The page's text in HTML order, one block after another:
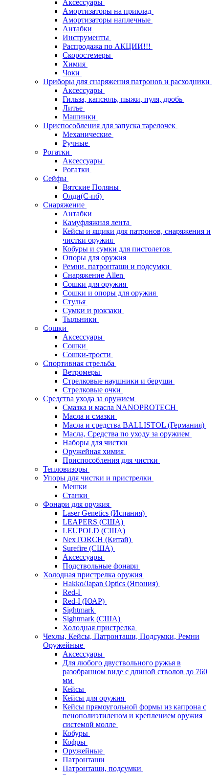
Аксессуары
Амортизаторы на приклад
Амортизаторы наплечные
Антабки
Инструменты
Распродажа по АКЦИИ!!!
Скоростемеры
Химия
Чоки
Приборы для снаряжения патронов и расходники
Аксессуары
Гильза, капсюль, пыжи, пуля, дробь
Литье
Машинки
Приспособления для запуска тарелочек
Механические
Ручные
Рогатки
Аксессуары
Рогатки
Сейфы
Вятские Поляны
Олди(С-пб)
Снаряжение
Антабки
Камуфляжная лента
Кейсы и ящики для патронов, снаряжения и
чистки оружия
Кобуры и сумки для пистолетов
Опоры для оружия
Ремни, патронташи и подсумки
Снаряжение Allen
Сошки для оружия
Сошки и опоры для оружия
Стулья
Сумки и рюкзаки
Тыльники
Сошки
Аксессуары
Сошки
Сошки-трости
Спортивная стрельба
Ветромеры
Стрелковые наушники и беруши
Стрелковые очки
Средства ухода за оружием
Смазка и масла NANOPROTECH
Масла и смазки
Масла и средства BALLISTOL (Германия)
Масла, Средства по уходу за оружием
Наборы для чистки
Оружейная химия
Приспособления для чистки
Тепловизоры
Упоры для чистки и пристрелки
Мешки
Станки
Фонари для оружия
Laser Genetics (Испания)
LEAPERS (США)
LEUPOLD (США)
NexTORCH (Китай)
Surefire (США)
Аксессуары
Подствольные фонари
Холодная пристрелка оружия
Hakko/Japan Optics (Япония)
Red-I
Red-I (ЮАР)
Sightmark
Sightmark (США)
Холодная пристрелка
Чехлы, Кейсы, Патронташи, Подсумки, Ремни
Оружейные
Аксессуары
Для любого двуствольного ружья в
разобранном виде с длиной стволов до 760
мм
Кейсы
Кейсы для оружия
Кейсы прямоугольной формы из капрона с
пенополиэтиленом и креплением оружия
системой молле
Кобуры
Кофры
Оружейные
Патронташи
Патронташи, подсумки